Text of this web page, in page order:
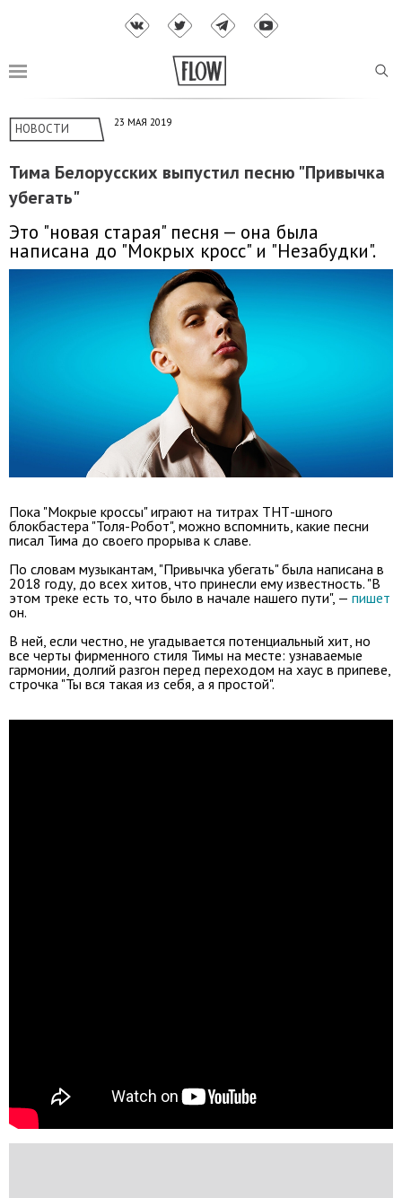
НОВОСТИ 23 МАЯ 2019
Тима Белорусских выпустил песню "Привычка
убегать"
Это "новая старая" песня — она была
написана до "Мокрых кросс" и "Незабудки".
Пока "Мокрые кроссы" играют на титрах ТНТ-шного
блокбастера "Толя-Робот", можно вспомнить, какие песни
писал Тима до своего прорыва к славе.
По словам музыкантам, "Привычка убегать" была написана в
2018 году, до всех хитов, что принесли ему известность. "В
этом треке есть то, что было в начале нашего пути", — пишет
он.
В ней, если честно, не угадывается потенциальный хит, но
все черты фирменного стиля Тимы на месте: узнаваемые
гармонии, долгий разгон перед переходом на хаус в припеве,
строчка "Ты вся такая из себя, а я простой".